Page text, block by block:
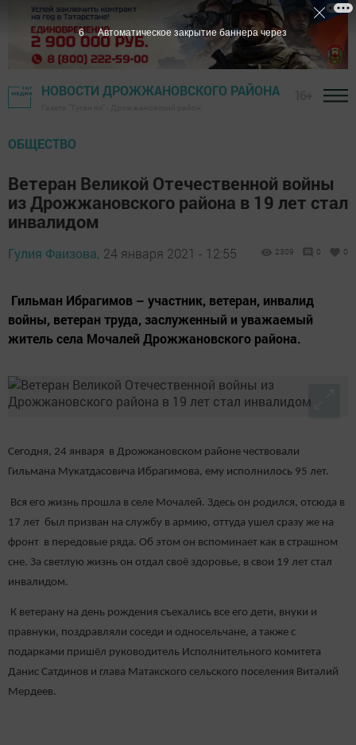
НОВОСТИ ДРОЖЖАНОВСКОГО РАЙОНА
ОБЩЕСТВО
Ветеран Великой Отечественной войны
из Дрожжановского района в 19 лет стал
инвалидом
Гулия Фаизова, 24 января 2021 - 12:55 2309 0 0
Гильман Ибрагимов – участник, ветеран, инвалид
войны, ветеран труда, заслуженный и уважаемый
житель села Мочалей Дрожжановского района.
Сегодня, 24 января в Дрожжановском районе чествовали
Гильмана Мукатдасовича Ибрагимова, ему исполнилось 95 лет.
Вся его жизнь прошла в селе Мочалей. Здесь он родился, отсюда в
17 лет был призван на службу в армию, оттуда ушел сразу же на
фронт в передовые ряда. Об этом он вспоминает как в страшном
сне. За светлую жизнь он отдал своё здоровье, в свои 19 лет стал
инвалидом.
К ветерану на день рождения съехались все его дети, внуки и
правнуки, поздравляли соседи и односельчане, а также с
подарками пришёл руководитель Исполнительного комитета
Данис Сатдинов и глава Матакского сельского поселения Виталий
Мердеев.
5 Автоматическое закрытие баннера через